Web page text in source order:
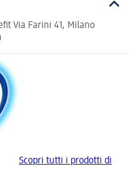
Via Farini 41, Milano
Scopri tutti i prodotti di